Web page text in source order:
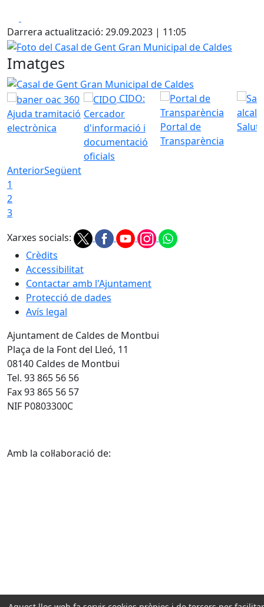
Darrera actualització: 29.09.2023 | 11:05
Foto del Casal de Gent Gran Municipal de Caldes
Imatges
Casal de Gent Gran Municipal de Caldes
Ajuda tramitació
electrònica
CIDO:
Cercador
d'informació i
documentació
oficials
Portal de
Transparència
AnteriorSegüent
1
2
3
Xarxes socials:
Crèdits
Accessibilitat
Contactar amb l'Ajuntament
Protecció de dades
Avís legal
Ajuntament de Caldes de Montbui
Plaça de la Font del Lleó, 11
08140 Caldes de Montbui
Tel. 93 865 56 56
Fax 93 865 56 57
NIF P0803300C
Amb la col·laboració de: